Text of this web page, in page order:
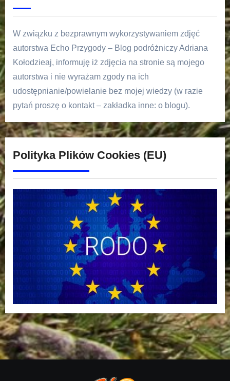
W związku z bezprawnym wykorzystywaniem zdjęć
autorstwa Echo Przygody – Blog podróżniczy Adriana
Kołodzieaj, informuję iż zdjęcia na stronie są mojego
autorstwa i nie wyrażam zgody na ich
udostępnianie/powielanie bez mojej wiedzy (w razie
pytań proszę o kontakt – zakładka inne: o blogu).
Polityka Plików Cookies (EU)